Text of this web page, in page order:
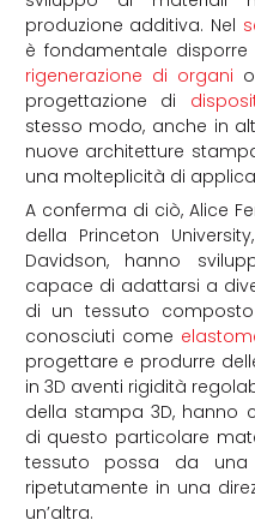
produzione additiva. Nel
è fondamentale disporre
rigenerazione di organi o
progettazione di
stesso modo, anche in
nuove architetture
una molteplicità di
A conferma di ciò, Alice
della Princeton
Davidson, hanno
capace di adattarsi a
di un tessuto
conosciuti come
progettare e produrre
in 3D aventi rigidità
della stampa 3D, hanno
di questo particolare
tessuto possa da una
ripetutamente in una
un’altra.